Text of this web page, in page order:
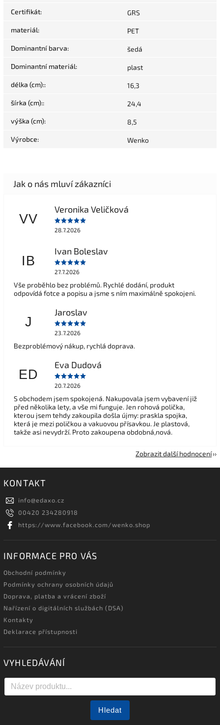
Certifikát: GRS
materiál: PET
Dominantní barva: šedá
Dominantní materiál: plast
délka (cm):: 16,3
šírka (cm):: 24,4
výška (cm): 8,5
Výrobce: Wenko
VV
Veronika Veličková
28.7.2026
IB
Ivan Boleslav
27.7.2026
Vše proběhlo bez problémů. Rychlé dodání, produkt
odpovídá fotce a popisu a jsme s ním maximálně spokojeni.
J
Jaroslav
23.7.2026
Bezproblémový nákup, rychlá doprava.
ED
Eva Dudová
20.7.2026
S obchodem jsem spokojená. Nakupovala jsem vybavení již
před několika lety, a vše mi funguje. Jen rohová polička,
kterou jsem tehdy zakoupila došla újmy: praskla spojka,
která je mezi poličkou a vakuovou přísavkou. Je plastová,
takže asi nevydrží. Proto zakoupena obdobná,nová.
Zobrazit další hodnocení
KONTAKT
info@edaxo.cz
00420 234280918
https://www.facebook.com/wenko.shop
INFORMACE PRO VÁS
Obchodní podmínky
Podmínky ochrany osobních údajů
Doprava, platba a vrácení zboží
Nařízení o digitálních službách (DSA)
Kontakty
Deklarace přístupnosti
VYHLEDÁVÁNÍ
Hledat